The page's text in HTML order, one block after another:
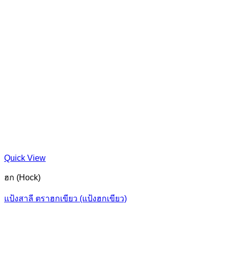
Quick View
ฮก (Hock)
แป้งสาลี ตราฮกเขียว (แป้งฮกเขียว)